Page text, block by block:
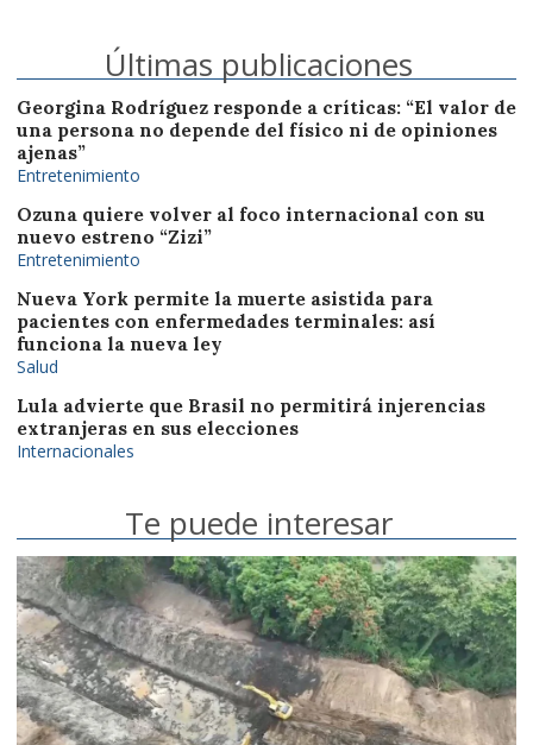
Últimas publicaciones
Georgina Rodríguez responde a críticas: “El valor de
una persona no depende del físico ni de opiniones
ajenas”
Entretenimiento
Ozuna quiere volver al foco internacional con su
nuevo estreno “Zizi”
Entretenimiento
Nueva York permite la muerte asistida para
pacientes con enfermedades terminales: así
funciona la nueva ley
Salud
Lula advierte que Brasil no permitirá injerencias
extranjeras en sus elecciones
Internacionales
Te puede interesar